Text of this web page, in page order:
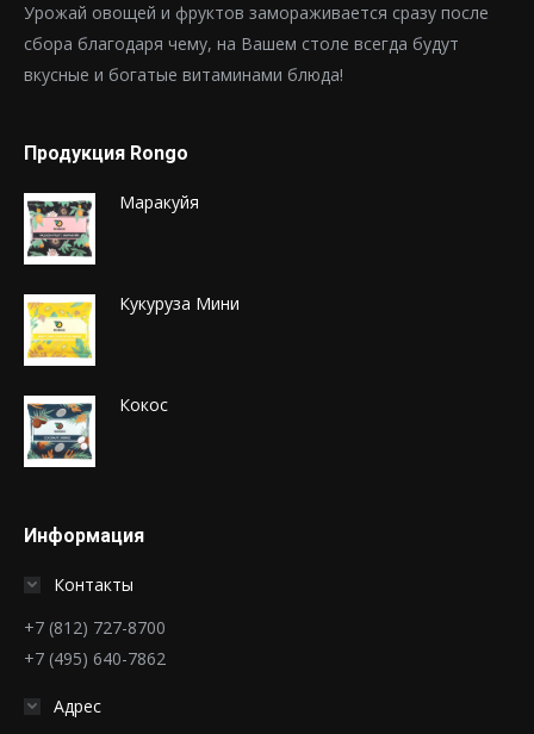
Урожай овощей и фруктов замораживается сразу после
сбора благодаря чему, на Вашем столе всегда будут
вкусные и богатые витаминами блюда!
Продукция Rongo
Маракуйя
Кукуруза Мини
Кокос
Информация
Контакты
+7 (812) 727-8700
+7 (495) 640-7862
Адрес